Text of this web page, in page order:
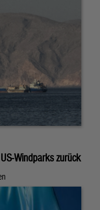
Windparks zurück